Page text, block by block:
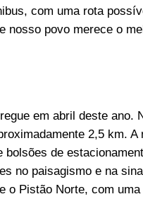
com uma rota
nosso povo merece o
em abril deste ano.
2,5 km. A
bolsões de
no paisagismo e na
o Pistão Norte, com